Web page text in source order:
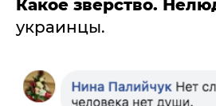
Какое зверство.
украинцы.